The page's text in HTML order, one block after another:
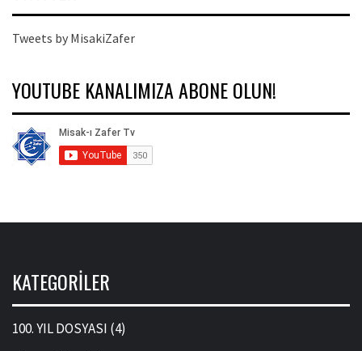
Tweets by MisakiZafer
YOUTUBE KANALIMIZA ABONE OLUN!
KATEGORILER
100. YIL DOSYASI (4)